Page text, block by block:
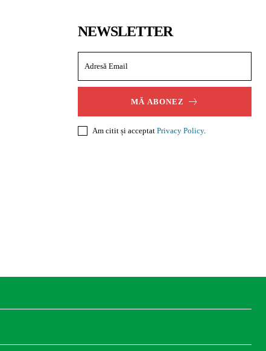
NEWSLETTER
MĂ ABONEZ
Am citit și acceptat Privacy Policy.